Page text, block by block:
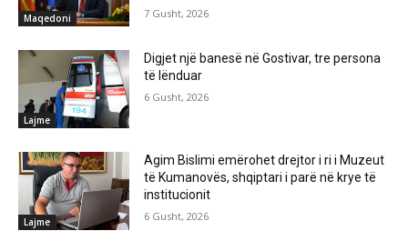
Maqedoni 7 Gusht, 2026
Lajme
Digjet një banesë në Gostivar, tre persona
të lënduar
6 Gusht, 2026
Lajme
Agim Bislimi emërohet drejtor i ri i Muzeut
të Kumanovës, shqiptari i parë në krye të
institucionit
6 Gusht, 2026